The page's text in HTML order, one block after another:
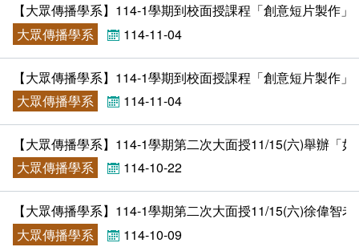
【大眾傳播學系】114-1學期到校面授課程「創意短片製作
大眾傳播學系
114-11-04
【大眾傳播學系】114-1學期到校面授課程「創意短片製作
大眾傳播學系
114-11-04
【大眾傳播學系】114-1學期第二次大面授11/15(六)舉辦「
大眾傳播學系
114-10-22
【大眾傳播學系】114-1學期第二次大面授11/15(六)徐偉智
大眾傳播學系
114-10-09